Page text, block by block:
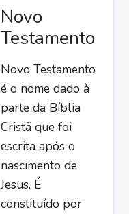
Novo
Testamento
Novo Testamento
é o nome dado à
parte da Bíblia
Cristã que foi
escrita após o
nascimento de
Jesus. É
constituído por